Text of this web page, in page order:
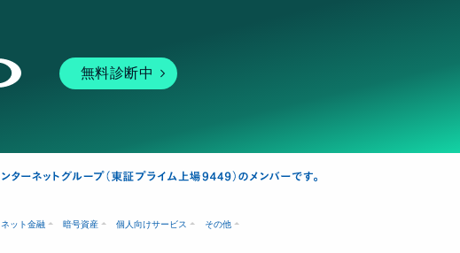
無料診断中
ネット金融 暗号資産 個人向けサービス その他